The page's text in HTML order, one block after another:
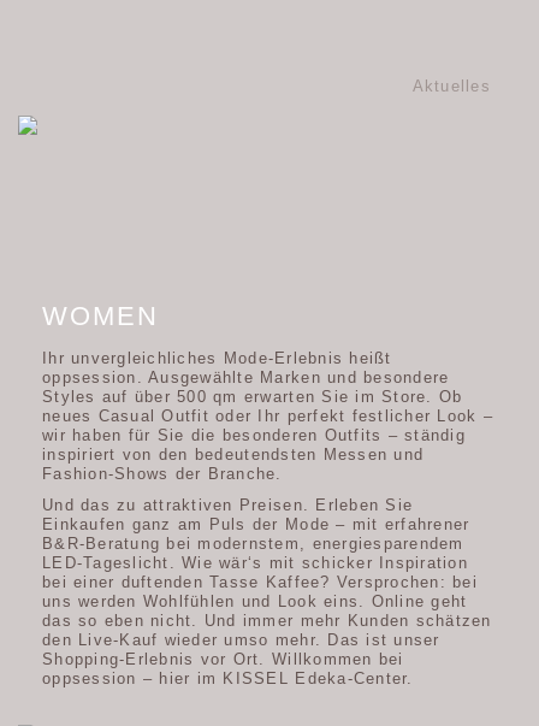
Aktuelles
WOMEN
Ihr unvergleichliches Mode-Erlebnis heißt
oppsession. Ausgewählte Marken und besondere
Styles auf über 500 qm erwarten Sie im Store. Ob
neues Casual Outfit oder Ihr perfekt festlicher Look –
wir haben für Sie die besonderen Outfits – ständig
inspiriert von den bedeutendsten Messen und
Fashion-Shows der Branche.
Und das zu attraktiven Preisen. Erleben Sie
Einkaufen ganz am Puls der Mode – mit erfahrener
B&R-Beratung bei modernstem, energiesparendem
LED-Tageslicht. Wie wär‘s mit schicker Inspiration
bei einer duftenden Tasse Kaffee? Versprochen: bei
uns werden Wohlfühlen und Look eins. Online geht
das so eben nicht. Und immer mehr Kunden schätzen
den Live-Kauf wieder umso mehr. Das ist unser
Shopping-Erlebnis vor Ort. Willkommen bei
oppsession – hier im KISSEL Edeka-Center.